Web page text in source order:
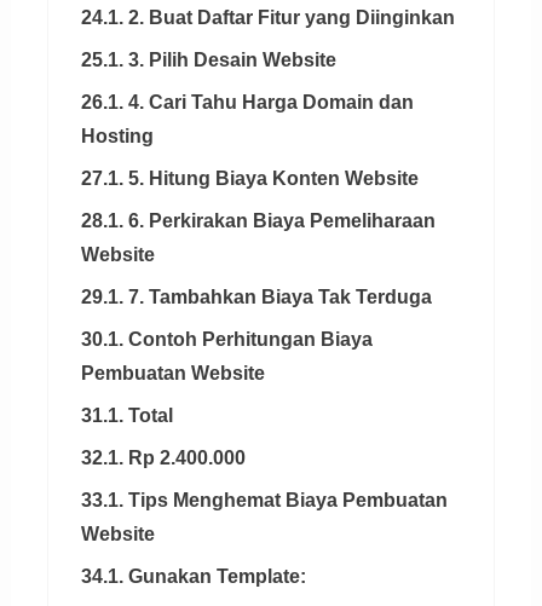
24.1. 2. Buat Daftar Fitur yang Diinginkan
25.1. 3. Pilih Desain Website
26.1. 4. Cari Tahu Harga Domain dan
Hosting
27.1. 5. Hitung Biaya Konten Website
28.1. 6. Perkirakan Biaya Pemeliharaan
Website
29.1. 7. Tambahkan Biaya Tak Terduga
30.1. Contoh Perhitungan Biaya
Pembuatan Website
31.1. Total
32.1. Rp 2.400.000
33.1. Tips Menghemat Biaya Pembuatan
Website
34.1. Gunakan Template: